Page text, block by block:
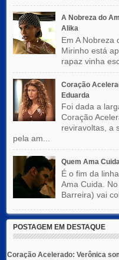
A Nobreza do
Alika
Em A Nobreza
Mirinho está
rapaz vinha
Coração
Eduarda
Foi dada a
Coração
reviravoltas, a
pela am...
Quem Ama
É o fim da
Ama Cuida.
Barreira) vai
POSTAGEM EM DESTAQUE
Coração Acelerado: Verônica